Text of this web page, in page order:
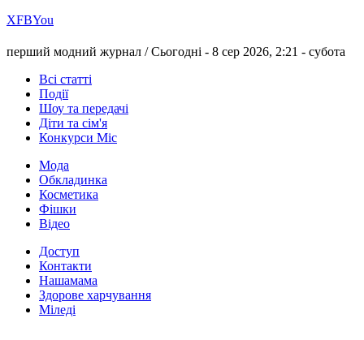
ХFBYou
перший модний журнал /Сьогодні - 8 сер 2026, 2:21 - субота
Всі статті
Події
Шоу та передачі
Діти та сім'я
Конкурси Міс
Мода
Обкладинка
Косметика
Фішки
Відео
Доступ
Контакти
Нашамама
Здорове харчування
Міледі